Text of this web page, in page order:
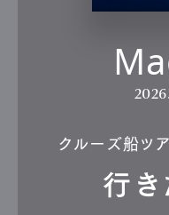
クルーズ船ツ
行